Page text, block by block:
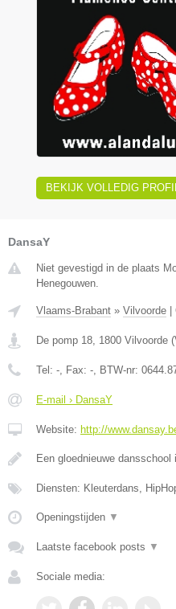
BEKIJK VOLLEDIG
DansaY
Niet gevestigd in de plaats
Henegouwen.
Vlaams-Brabant » Vilvoorde |
De pomp 18 1800 Vilvoorde (
Tel: - , Fax: - , BTW-nr:
E-mail › DansaY
Website: http://
Een gloednieuwe dansschool
Diensten: Kleuterdans,
Openingstijden ▼
Laatste facebook posts ▼
Sociale media: